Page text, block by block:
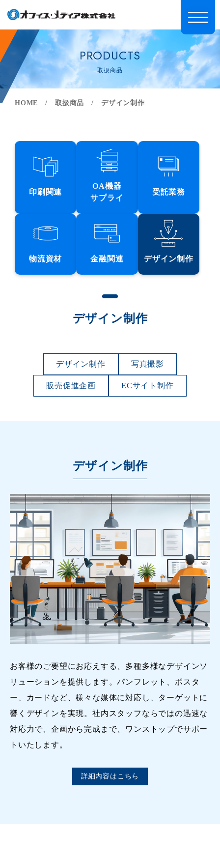
PRODUCTS
取扱商品
HOME 取扱商品 デザイン制作
印刷関連
OA機器
サプライ
受託業務
物流資材 金融関連 デザイン制作
デザイン制作
デザイン制作 写真撮影
販売促進企画 ECサイト制作
デザイン制作
お客様のご要望にお応えする、多種多様なデザインソ
リューションを提供します。パンフレット、ポスタ
ー、カードなど、様々な媒体に対応し、ターゲットに
響くデザインを実現。社内スタッフならではの迅速な
対応力で、企画から完成まで、ワンストップでサポー
トいたします。
詳細内容はこちら